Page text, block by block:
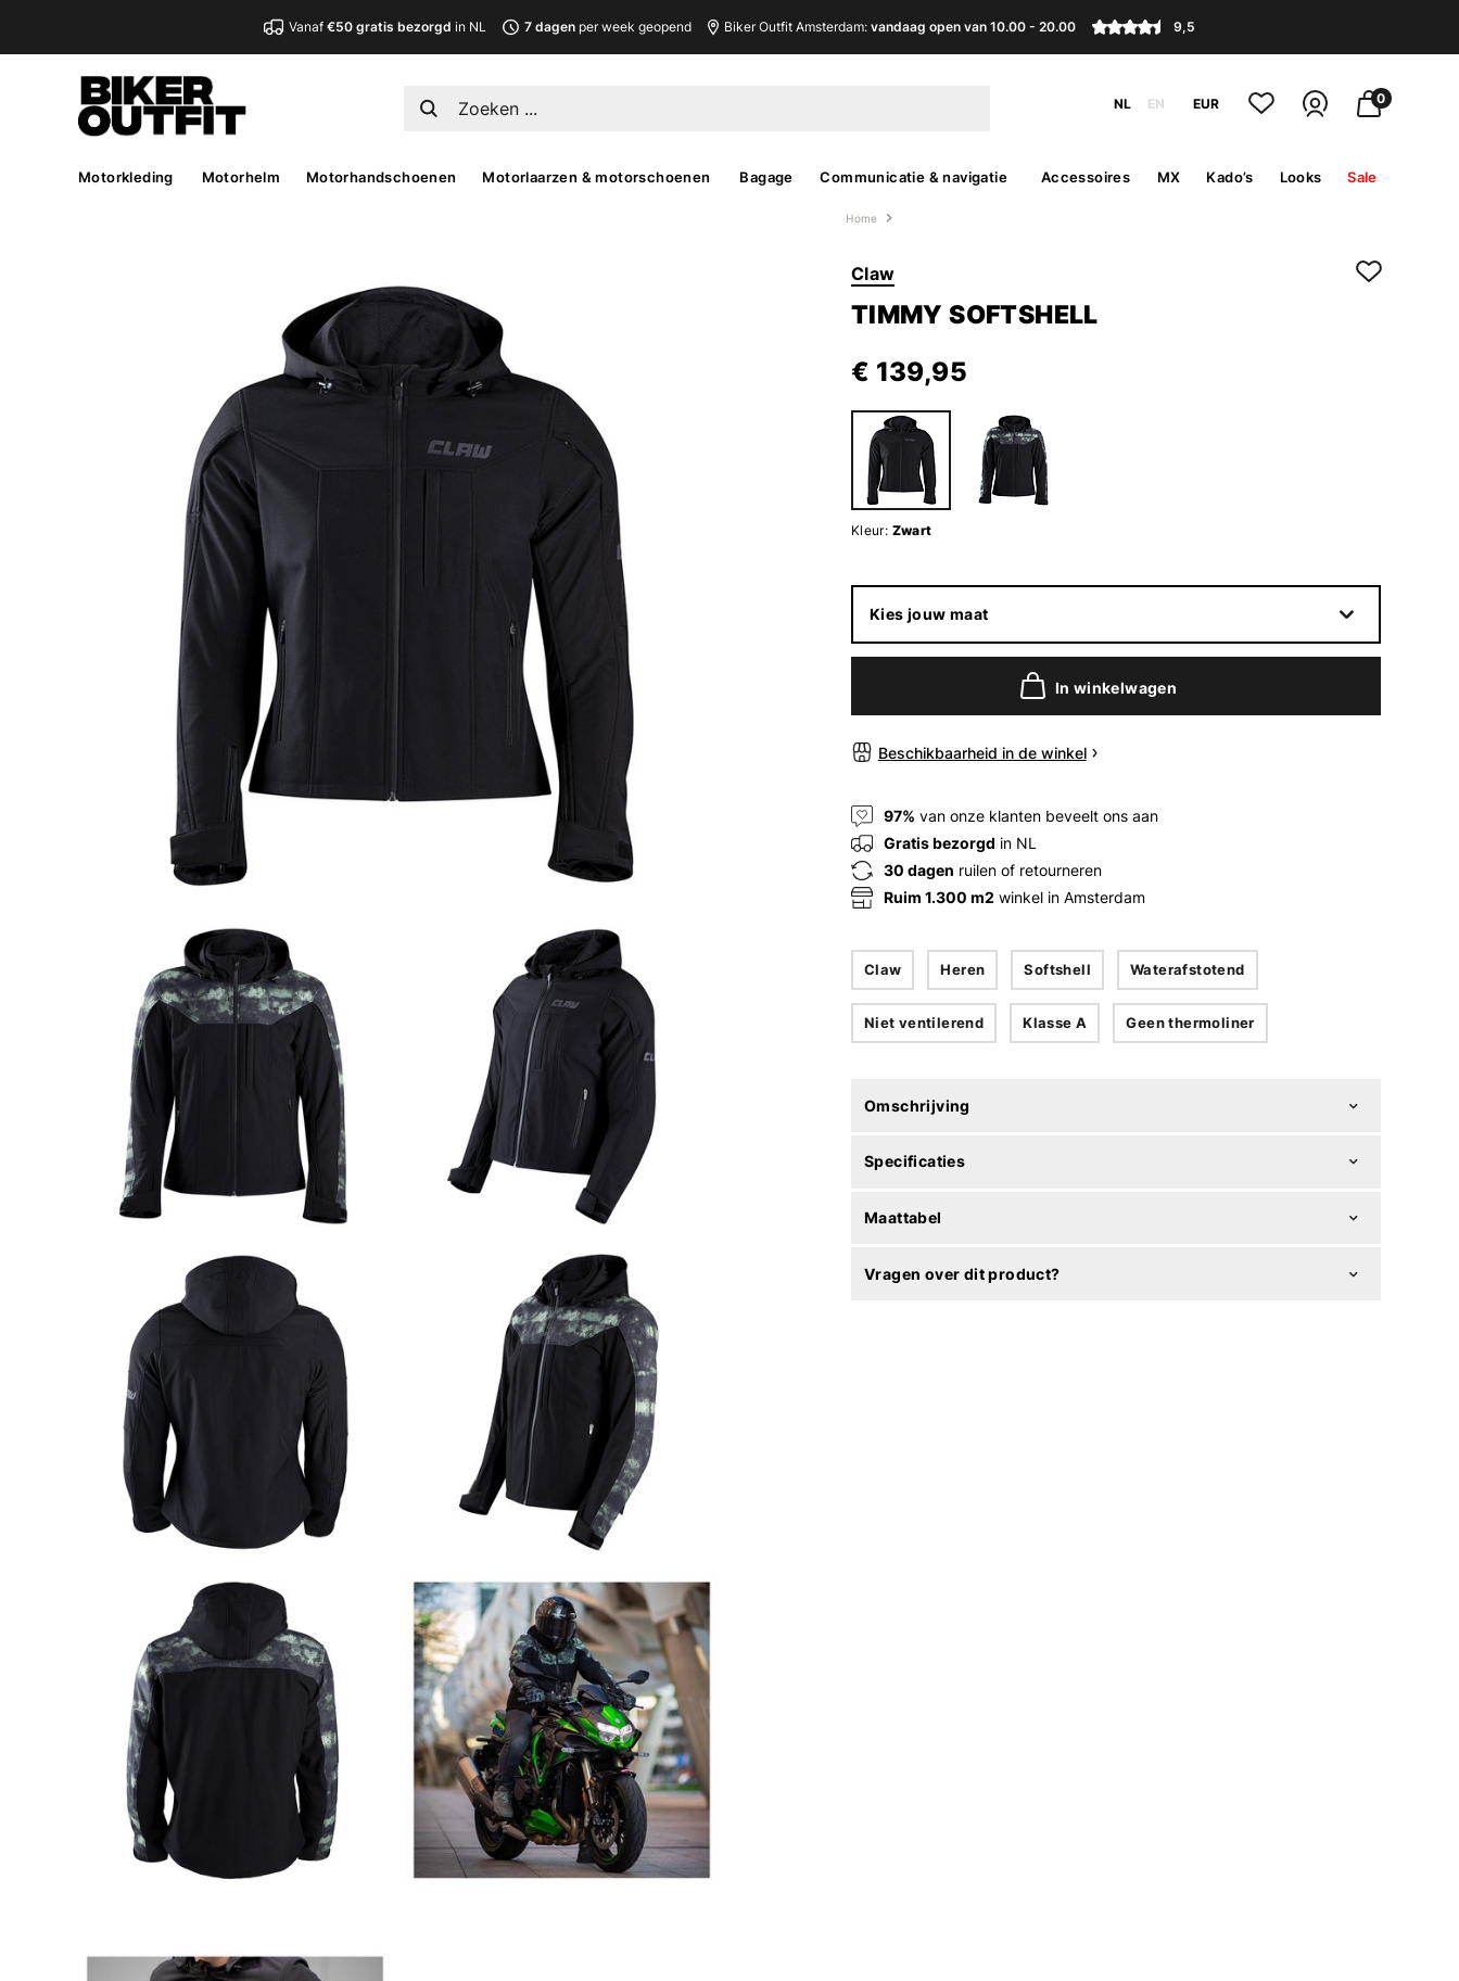
Vanaf€50 gratis bezorgd in NL 7 dagenper week geopend Biker Outfit Amsterdam: vandaag open van 10.00 - 20.00 9,5
NL EN EUR 0
Motorkleding Motorhelm Motorhandschoenen Motorlaarzen & motorschoenen Bagage Communicatie & navigatie Accessoires MX Kado’s Looks Sale
Home
Claw
TIMMY SOFTSHELL
€ 139,95
Kleur: Zwart
Kies jouw maat
In winkelwagen
Beschikbaarheid in de winkel
97% van onze klanten beveelt ons aan
Gratis bezorgd in NL
30 dagen ruilen of retourneren
Ruim 1.300 m2 winkel in Amsterdam
Claw Heren Softshell Waterafstotend
Niet ventilerend Klasse A Geen thermoliner
Omschrijving
Specificaties
Maattabel
Vragen over dit product?